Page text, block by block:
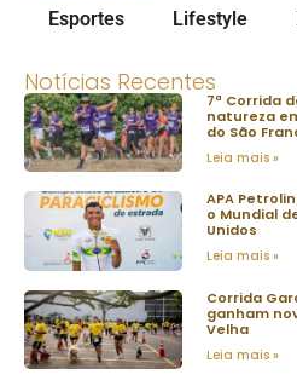
Esportes Lifestyle
Notícias Recentes
7ª Corrida
natureza
do São
Leia mais »
APA
o Mundial
Unidos
Leia mais »
Corrida
ganham
Velha
Leia mais »